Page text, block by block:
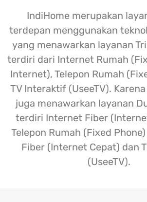
IndiHome merupakan
terdepan menggunakan
yang menawarkan layanan
terdiri dari Internet Rumah
Internet), Telepon Rumah
TV Interaktif (UseeTV).
juga menawarkan layanan
terdiri Internet Fiber
Telepon Rumah (Fixed
Fiber (Internet Cepat) dan
(UseeTV).